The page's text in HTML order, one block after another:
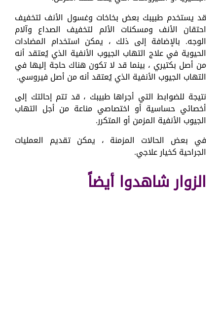
قد يستخدم طبيبك بعض بخاخات وغسول الأنف لتخفيف
احتقان الأنف ومسكنات الألم لتخفيف الصداع وآلام
الوجه. بالإضافة إلى ذلك ، يمكن استخدام المضادات
الحيوية في علاج التهاب الجيوب الأنفية الذي يُعتقد أنه
من أصل بكتيري ، بينما قد لا تكون هناك حاجة إليها في
التهاب الجيوب الأنفية الذي يُعتقد أنه من أصل فيروسي.
نتيجة للضوابط التي أجراها طبيبك ، قد تتم إحالتك إلى
أخصائي حساسية أو اختصاصي مناعة من أجل التهاب
الجيوب الأنفية المزمن أو المتكرر.
في بعض الحالات المزمنة ، يمكن تقديم العمليات
الجراحية كخيار علاجي.
الزوار شاهدوا أيضاً